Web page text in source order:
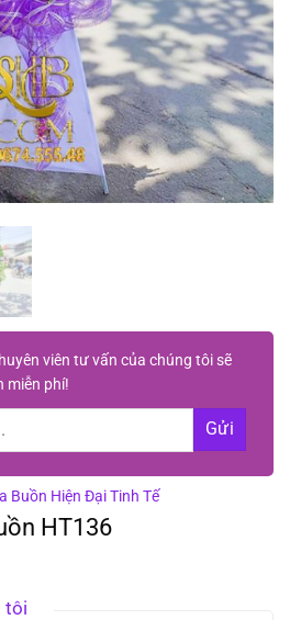
viên tư vấn của chúng tôi sẽ
miễn phí!
Buồn Hiện Đại Tinh Tế
HT136
tôi